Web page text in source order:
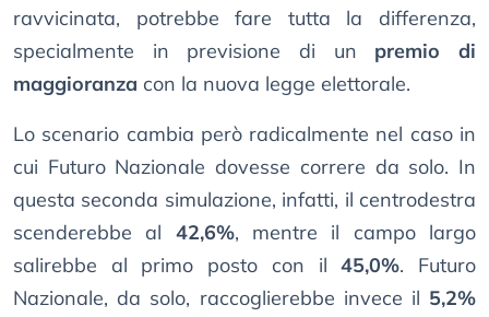
ravvicinata, potrebbe fare tutta la differenza,
specialmente in previsione di un premio di
maggioranza con la nuova legge elettorale.
Lo scenario cambia però radicalmente nel caso in
cui Futuro Nazionale dovesse correre da solo. In
questa seconda simulazione, infatti, il centrodestra
scenderebbe al 42,6%, mentre il campo largo
salirebbe al primo posto con il45,0%. Futuro
Nazionale, da solo, raccoglierebbe invece il 5,2%